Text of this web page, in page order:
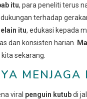
itu, para peneliti terus
dukungan terhadap
itu, edukasi kepada
dan konsisten harian.
sekarang.
MENJAGA
viral penguin kutubdi